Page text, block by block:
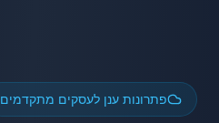
פתרונות ענן לעסקים מתקדמים